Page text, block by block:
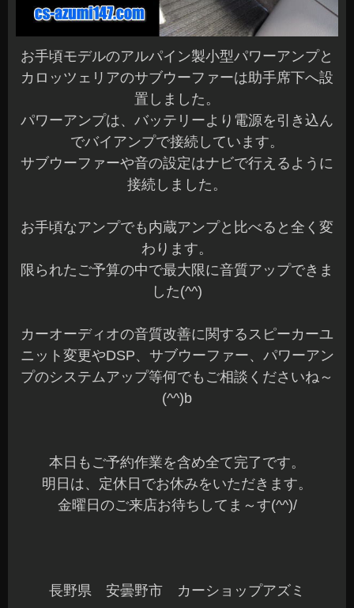
お手頃モデルのアルパイン製小型パワーアンプと
カロッツェリアのサブウーファーは助手席下へ設
置しました。
パワーアンプは、バッテリーより電源を引き込ん
でバイアンプで接続しています。
サブウーファーや音の設定はナビで行えるように
接続しました。
お手頃なアンプでも内蔵アンプと比べると全く変
わります。
限られたご予算の中で最大限に音質アップできま
した(^^)
カーオーディオの音質改善に関するスピーカーユ
ニット変更やDSP、サブウーファー、パワーアン
プのシステムアップ等何でもご相談くださいね～
(^^)b
本日もご予約作業を含め全て完了です。
明日は、定休日でお休みをいただきます。
金曜日のご来店お待ちしてま～す(^^)/
長野県 安曇野市 カーショップアズミ